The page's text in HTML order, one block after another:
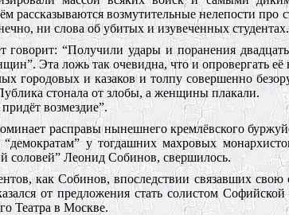
рассказываются возмутительные нелепости про
ни слова об убитых и изувеченных
говорит: “Получили удары и поранения
Эта ложь так очевидна, что и опровергать её
городовых и казаков и толпу совершенно
стонала от злобы, а женщины плакали.
возмездие”.
расправы нынешнего кремлёвского
у тогдашних махровых
соловей” Леонид Собинов, свершилось.
как Собинов, впоследствии связавших свою
от предложения стать солистом
Театра в Москве.